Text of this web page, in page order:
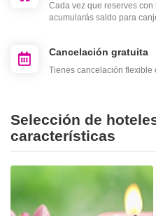
Cada vez que reserves
acumularás saldo para
Cancelación gratuita
Tienes cancelación flexible
Selección de
características